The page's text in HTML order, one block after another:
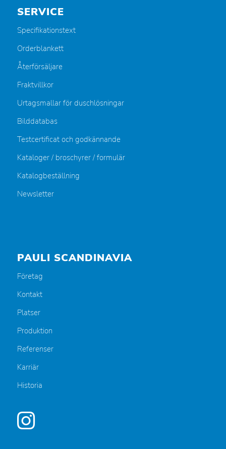
SERVICE
Specifikationstext
Orderblankett
Återförsäljare
Fraktvillkor
Urtagsmallar för duschlösningar
Bilddatabas
Testcertificat och godkännande
Kataloger / broschyrer / formulär
Katalogbeställning
Newsletter
PAULI SCANDINAVIA
Företag
Kontakt
Platser
Produktion
Referenser
Karriär
Historia